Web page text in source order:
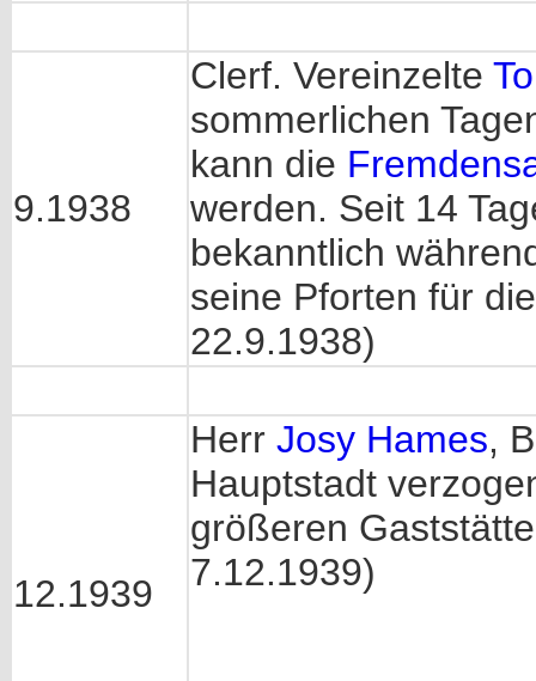
9.1938
Clerf. Vereinzelte
sommerlichen
kann die
werden. Seit 14
bekanntlich
seine Pforten für
22.9.1938)
12.1939
Herr Josy Hames,
Hauptstadt
größeren
7.12.1939)